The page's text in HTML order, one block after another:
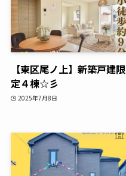
【東区尾ノ上】新築戸建限
定４棟☆彡
2025年7月8日